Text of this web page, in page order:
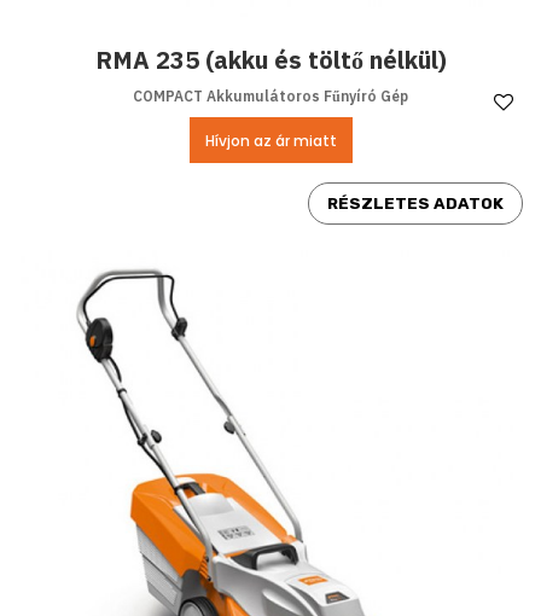
RMA 235 (akku és töltő nélkül)
COMPACT Akkumulátoros Fűnyíró Gép
Hívjon az ár miatt
RÉSZLETES ADATOK